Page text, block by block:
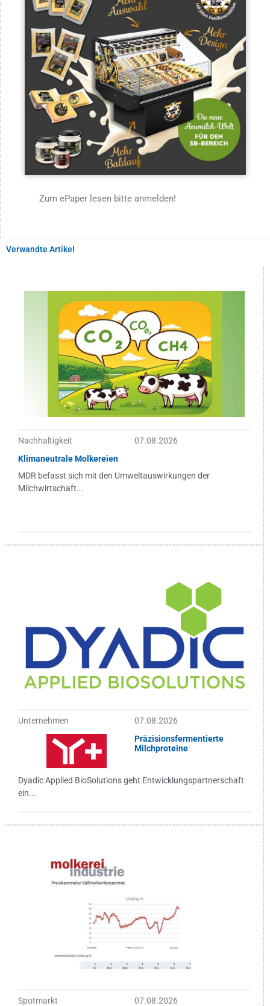
Zum ePaper lesen bitte anmelden!
Verwandte Artikel
Nachhaltigkeit
07.08.2026
Klimaneutrale Molkereien
MDR befasst sich mit den Umweltauswirkungen der
Milchwirtschaft...
Unternehmen
07.08.2026
Präzisionsfermentierte
Milchproteine
Dyadic Applied BioSolutions geht Entwicklungspartnerschaft
ein...
Spotmarkt
07.08.2026